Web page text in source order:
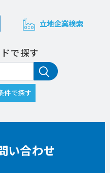
立地企業検索
で探す
い合わせ